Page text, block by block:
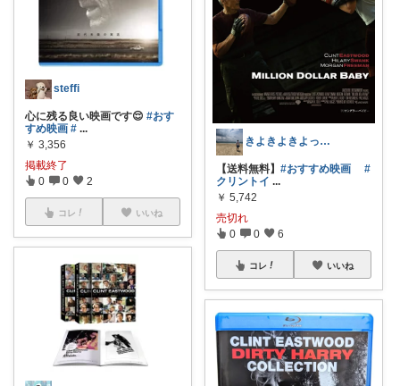
steffi
心に残る良い映画です😌 #おす
すめ映画 # ...
￥ 3,356
掲載終了
0 0 2
コレ いいね
きよきよきよっぴー🐸
【送料無料】 #おすすめ映画
#
クリントイ ...
￥ 5,742
売切れ
0 0 6
コレ いいね